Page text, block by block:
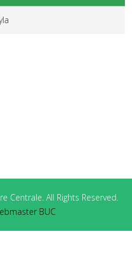
Centrale. All Rights Reserved.
BUC